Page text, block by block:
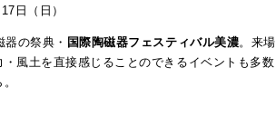
日（日）
の祭典・ 国際陶磁器フェスティバル美濃。来場
風土を直接感じることのできるイベントも多数